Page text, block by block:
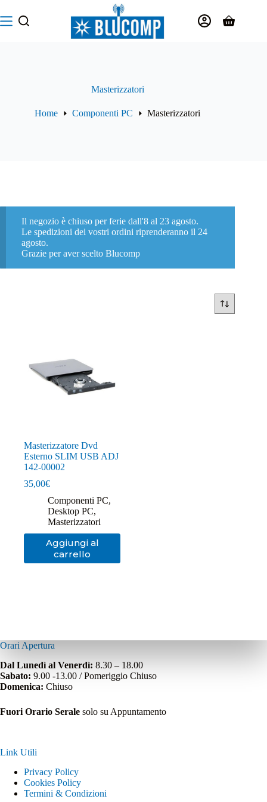
al
contenuto
Carrello
Masterizzatori
Home Componenti PC Masterizzatori
Il negozio è chiuso per ferie dall'8 al 23 agosto.
Le spedizioni dei vostri ordini riprenderanno il 24
agosto.
Grazie per aver scelto Blucomp
Masterizzatore Dvd
Esterno SLIM USB ADJ
142-00002
35,00€
Componenti PC,
Desktop PC,
Masterizzatori
Aggiungi al
carrello
Orari Apertura
Dal Lunedì al Venerdì: 8.30 – 18.00
Sabato: 9.00 -13.00 / Pomeriggio Chiuso
Domenica: Chiuso
Fuori Orario Serale solo su Appuntamento
Link Utili
Privacy Policy
Cookies Policy
Termini & Condizioni